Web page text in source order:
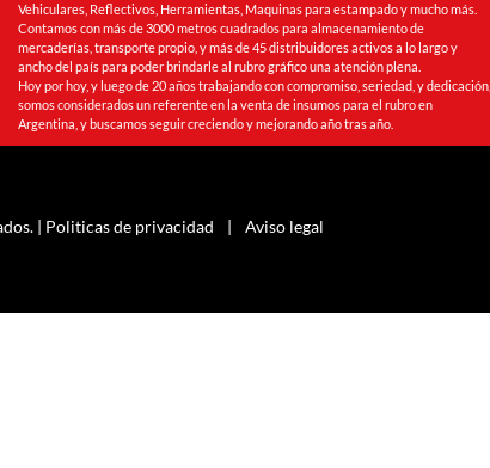
Vehiculares, Reflectivos, Herramientas, Maquinas para estampado y mucho más.
Contamos con más de 3000 metros cuadrados para almacenamiento de
mercaderías, transporte propio, y más de 45 distribuidores activos a lo largo y
ancho del país para poder brindarle al rubro gráfico una atención plena.
Hoy por hoy, y luego de 20 años trabajando con compromiso, seriedad, y dedicación,
somos considerados un referente en la venta de insumos para el rubro en
Argentina, y buscamos seguir creciendo y mejorando año tras año.
| Politicas de privacidad | Aviso legal